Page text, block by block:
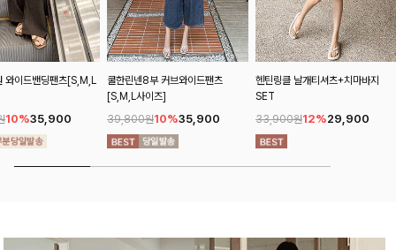
쿨한린넨8부 커브와이드팬츠
39,800원10% 35,900
헨틴링클 날개티셔츠+치마바지
SET
33,900원12% 29,900
굿핀턱라인 린넨와이
48,700원10%